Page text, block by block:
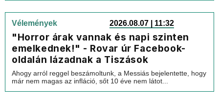
Vélemények 2026.08.07 | 11:32
"Horror árak vannak és napi szinten
emelkednek!" - Rovar úr Facebook-
oldalán lázadnak a Tiszások
Ahogy arról reggel beszámoltunk, a Messiás bejelentette, hogy
már nem magas az infláció, sőt 10 éve nem látot...